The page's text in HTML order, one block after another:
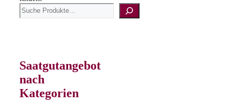
Saatgutangebot
nach
Kategorien